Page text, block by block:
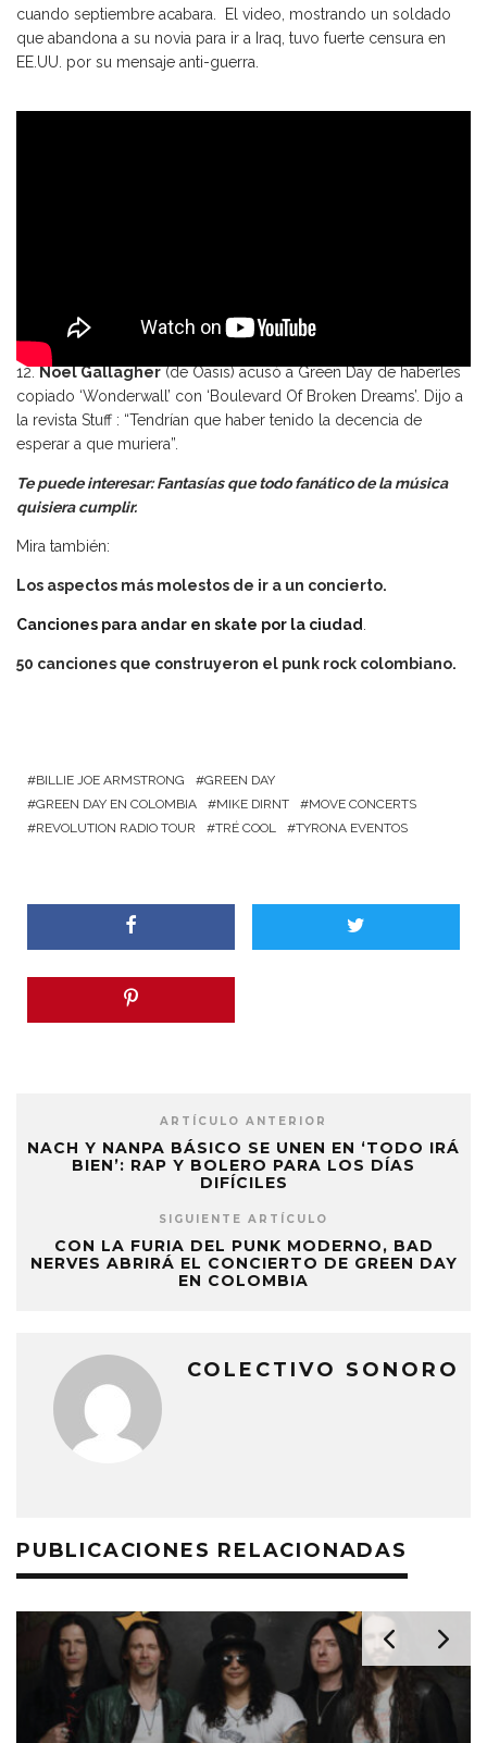
cuando septiembre acabara. El video, mostrando un soldado
que abandona a su novia para ir a Iraq, tuvo fuerte censura en
EE.UU. por su mensaje anti-guerra.
12.Noel Gallagher(de Oasis) acusó a Green Day de haberles
copiado ‘Wonderwall’ con ‘Boulevard Of Broken Dreams’. Dijo a
la revista Stuff : “Tendrían que haber tenido la decencia de
esperar a que muriera”.
Te puede interesar: Fantasías que todo fanático de la música
quisiera cumplir.
Mira también:
Los aspectos más molestos de ir a un concierto.
Canciones para andar en skate por la ciudad
50 canciones que construyeron el punk rock colombiano.
BILLIE JOE ARMSTRONG
GREEN DAY
GREEN DAY EN COLOMBIA
MIKE DIRNT
MOVE CONCERTS
REVOLUTION RADIO TOUR
TRÉ COOL TYRONA EVENTOS
ARTÍCULO ANTERIOR
NACH Y NANPA BÁSICO SE UNEN EN ‘TODO IRÁ
BIEN’: RAP Y BOLERO PARA LOS DÍAS
DIFÍCILES
SIGUIENTE ARTÍCULO
CON LA FURIA DEL PUNK MODERNO, BAD
NERVES ABRIRÁ EL CONCIERTO DE GREEN DAY
EN COLOMBIA
COLECTIVO SONORO
PUBLICACIONES RELACIONADAS